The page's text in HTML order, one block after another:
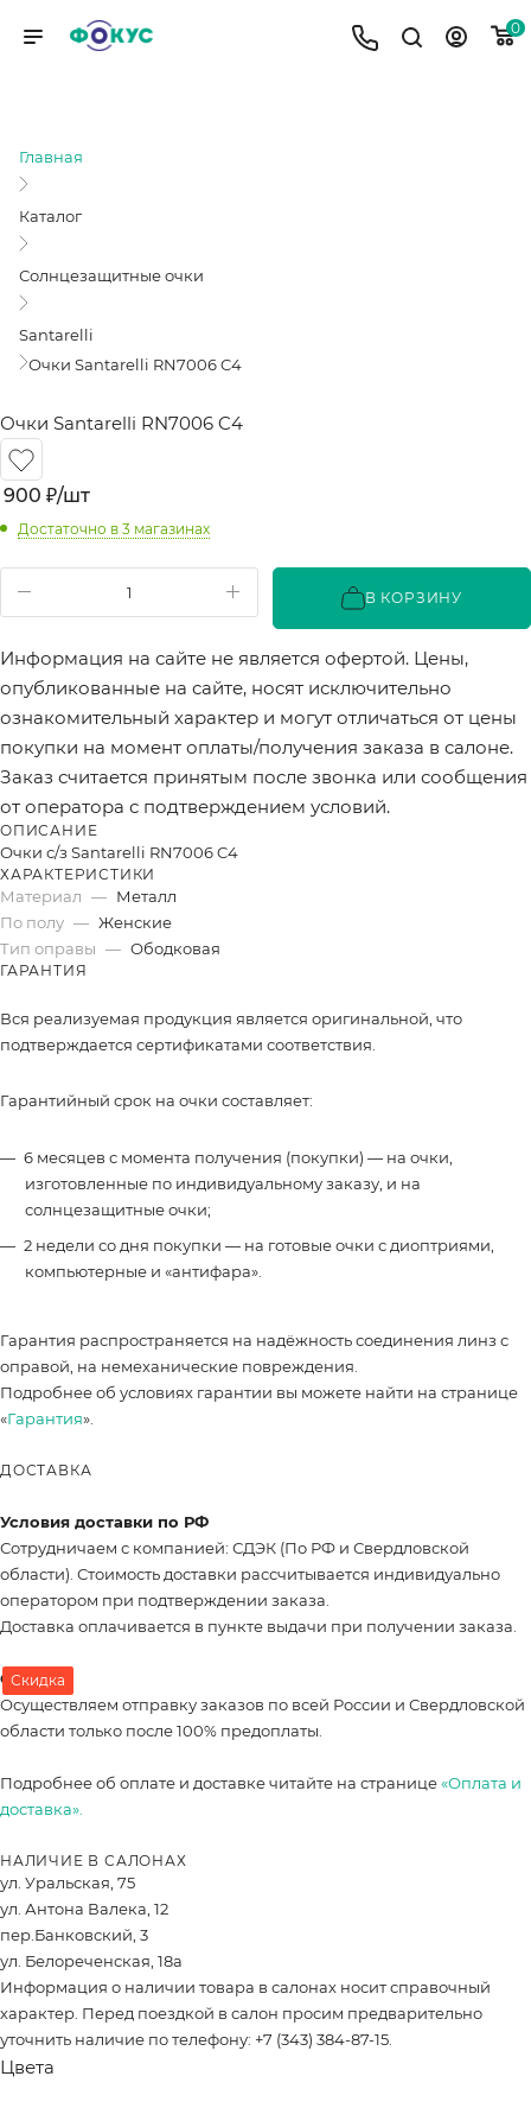
0
Главная
Каталог
Солнцезащитные очки
Santarelli
Очки Santarelli RN7006 C4
Скидка
Очки Santarelli RN7006 C4
900 ₽/шт
Достаточно в 3 магазинах
В КОРЗИНУ
Информация на сайте не является офертой. Цены,
опубликованные на сайте, носят исключительно
ознакомительный характер и могут отличаться от цены
покупки на момент оплаты/получения заказа в салоне.
Заказ считается принятым после звонка или сообщения
от оператора с подтверждением условий.
ОПИСАНИЕ
Очки с/з Santarelli RN7006 C4
ХАРАКТЕРИСТИКИ
Материал — Металл
По полу — Женские
Тип оправы — Ободковая
ГАРАНТИЯ
Вся реализуемая продукция является оригинальной, что
подтверждается сертификатами соответствия.
Гарантийный срок на очки составляет:
6 месяцев с момента получения (покупки) — на очки,
изготовленные по индивидуальному заказу, и на
солнцезащитные очки;
2 недели со дня покупки — на готовые очки с диоптриями,
компьютерные и «антифара».
Гарантия распространяется на надёжность соединения линз с
оправой, на немеханические повреждения.
Подробнее об условиях гарантии вы можете найти на странице
«Гарантия».
ДОСТАВКА
Условия доставки по РФ
Сотрудничаем с компанией: СДЭК (По РФ и Свердловской
области). Стоимость доставки рассчитывается индивидуально
оператором при подтверждении заказа.
Доставка оплачивается в пункте выдачи при получении заказа.
Оплата
Осуществляем отправку заказов по всей России и Свердловской
области только после 100% предоплаты.
Подробнее об оплате и доставке читайте на странице«Оплата и
доставка».
НАЛИЧИЕ В САЛОНАХ
ул. Уральская, 75
ул. Антона Валека, 12
пер.Банковский, 3
ул. Белореченская, 18а
Информация о наличии товара в салонах носит справочный
характер. Перед поездкой в салон просим предварительно
уточнить наличие по телефону: +7 (343) 384-87-15.
Цвета